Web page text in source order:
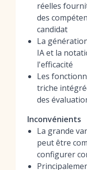
réelles
des
candidat
La
IA et la
l'efficacité
Les
triche
des
Inconvénients
La grande
peut être
configurer